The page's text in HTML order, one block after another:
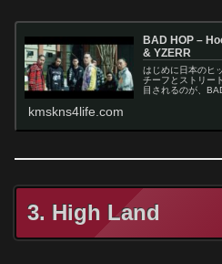
BAD HOP –
& YZERR
はじめに日本のヒ
チーフとストリー
目されるのが、
kmskns4life.com
3. High Land